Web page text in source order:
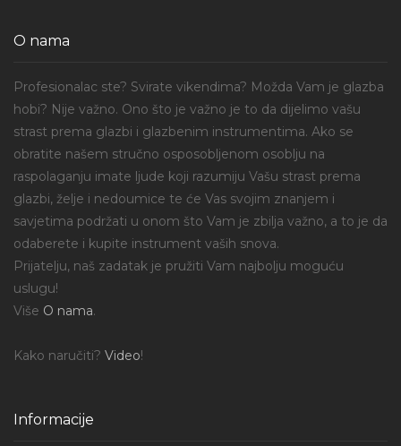
O nama
Profesionalac ste? Svirate vikendima? Možda Vam je glazba
hobi? Nije važno. Ono što je važno je to da dijelimo vašu
strast prema glazbi i glazbenim instrumentima. Ako se
obratite našem stručno osposobljenom osoblju na
raspolaganju imate ljude koji razumiju Vašu strast prema
glazbi, želje i nedoumice te će Vas svojim znanjem i
savjetima podržati u onom što Vam je zbilja važno, a to je da
odaberete i kupite instrument vaših snova.
Prijatelju, naš zadatak je pružiti Vam najbolju moguću
uslugu!
Više O nama.
Kako naručiti? Video!
Informacije